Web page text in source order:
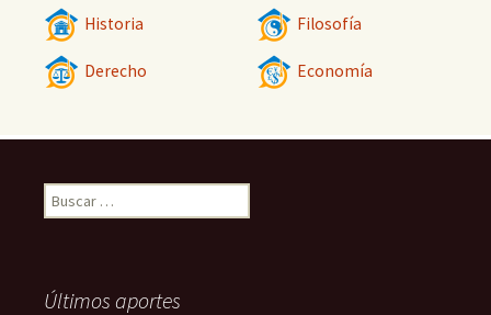
Historia Filosofía
Derecho Economía
Buscar:
Últimos aportes